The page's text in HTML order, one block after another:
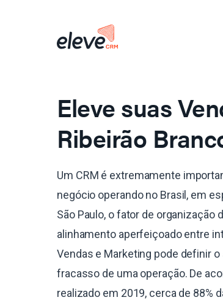
Eleve suas
Ribeirão
Um CRM é extremamente
negócio operando no Brasil, em
São Paulo, o fator de organização
alinhamento aperfeiçoado entre
Vendas e Marketing pode definir
fracasso de uma operação. De
realizado em 2019, cerca de 88%